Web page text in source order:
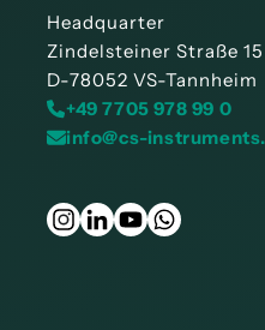
Headquarter
Zindelsteiner Straße 15
D-78052 VS-Tannheim
+49 7705 978 99 0
info@cs-